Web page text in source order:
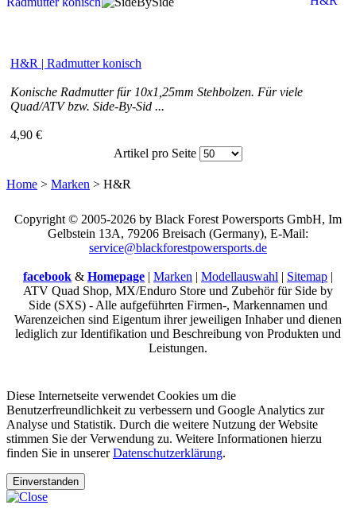
H&R | Radmutter konisch
Konische Radmutter für 10x1,25mm Stehbolzen. Für viele
Quad/ATV bzw. Side-By-Sid ...
4,90 €
Artikel pro Seite
Home > Marken > H&R
Copyright © 2005-2026 by Black Forest Powersports GmbH, Im
Gelbstein 13A, 79206 Breisach (Germany), E-Mail:
service@blackforestpowersports.de
facebook & Homepage | Marken | Modellauswahl | Sitemap |
ATV Quad Shop, MX/Enduro Store und Zubehör für Side by
Side (SXS) - Alle aufgeführten Firmen-, Markennamen und
Warenzeichen sind Eigentum ihrer jeweiligen Inhaber und dienen
lediglich zur Identifikation und Beschreibung von Produkten und
Leistungen.
Diese Internetseite verwendet Cookies um die
Benutzerfreundlichkeit zu verbessern und Google Analytics zur
Analyse und Statistik. Durch die weitere Nutzung der Website
stimmen Sie der Verwendung zu. Weitere Informationen hierzu
finden Sie in unsererDatenschutzerklärung.
Einverstanden